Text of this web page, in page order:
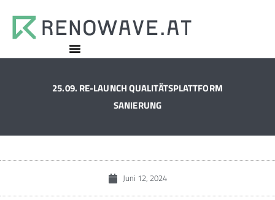
25.09. RE-LAUNCH QUALITÄTSPLATTFORM
SANIERUNG
Juni 12, 2024